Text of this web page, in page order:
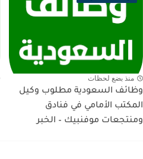
منذ بضع لحظات
وظائف السعودية مطلوب وكيل
المكتب الأمامي في فنادق
ومنتجعات موفنبيك – الخبر